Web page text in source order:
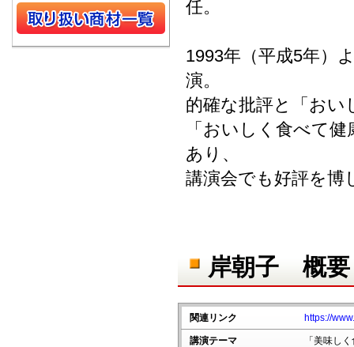
任。
1993年（平成5年）
演。
的確な批評と「お
「おいしく食べて
あり、
講演会でも好評を博
岸朝子 概要
関連リンク https://
講演テーマ 「美味し